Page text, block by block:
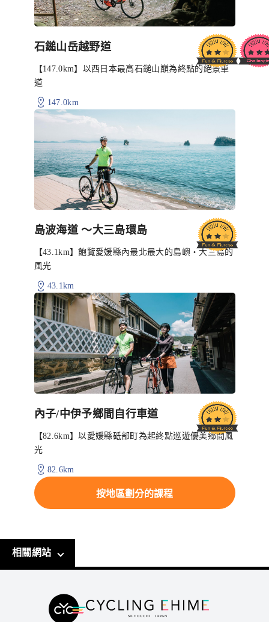
石鎚山岳越野道
【147.0km】以西日本最高石鎚山巔為終點的絕景車
道
147.0km
島波海道 〜大三島環島
【43.1km】飽覽愛媛縣內最北最大的島嶼・大三島的
風光
43.1km
內子/中伊予鄉間自行車道
【82.6km】以愛媛縣砥部町為起終點巡遊優美鄉間風
光
82.6km
按地區劃分的課程
相關網站